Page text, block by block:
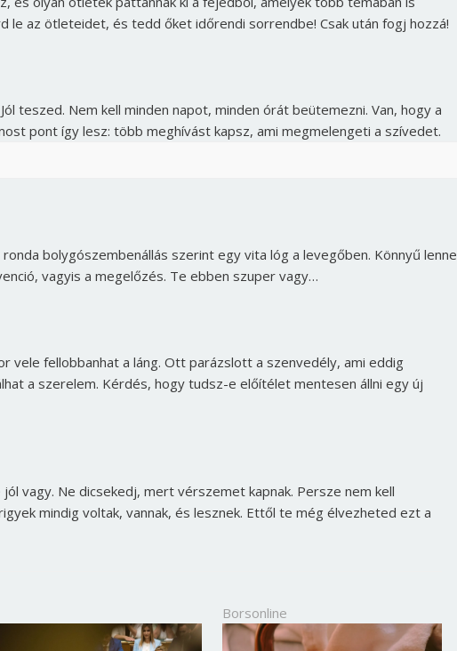
le az ötleteidet, és tedd őket időrendi sorrendbe! Csak után fogj hozzá!
teszed. Nem kell minden napot, minden órát beütemezni. Van, hogy a
pont így lesz: több meghívást kapsz, ami megmelengeti a szívedet.
bolygószembenállás szerint egy vita lóg a levegőben. Könnyű lenne
vagyis a megelőzés. Te ebben szuper vagy…
vele fellobbanhat a láng. Ott parázslott a szenvedély, ami eddig
a szerelem. Kérdés, hogy tudsz-e előítélet mentesen állni egy új
vagy. Ne dicsekedj, mert vérszemet kapnak. Persze nem kell
mindig voltak, vannak, és lesznek. Ettől te még élvezheted ezt a
Borsonline
Borsonline bejelentkezés
Jelszó